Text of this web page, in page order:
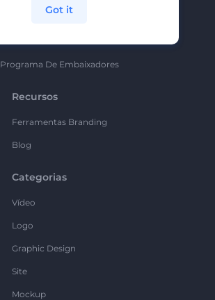
Programa De Embaixadores
Recursos
Ferramentas Branding
Blog
Categorias
Vídeo
Logo
Graphic Design
Site
Mockup
Got it